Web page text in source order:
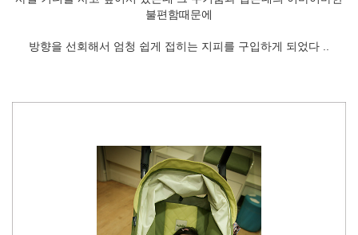
불편함때문에
방향을 선회해서 엄청 쉽게 접히는 지피를 구입하게 되었다 ..